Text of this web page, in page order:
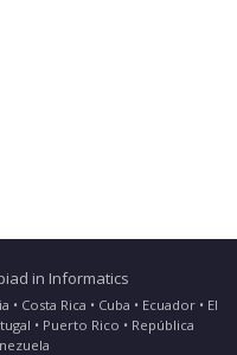
in Informatics
Costa Rica • Cuba • Ecuador • El
• Puerto Rico • República